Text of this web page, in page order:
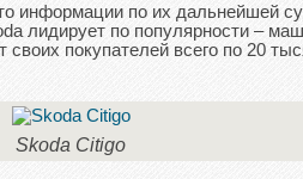
информации по их дальнейшей
лидирует по популярности –
покупателей всего по 20
Skoda Citigo